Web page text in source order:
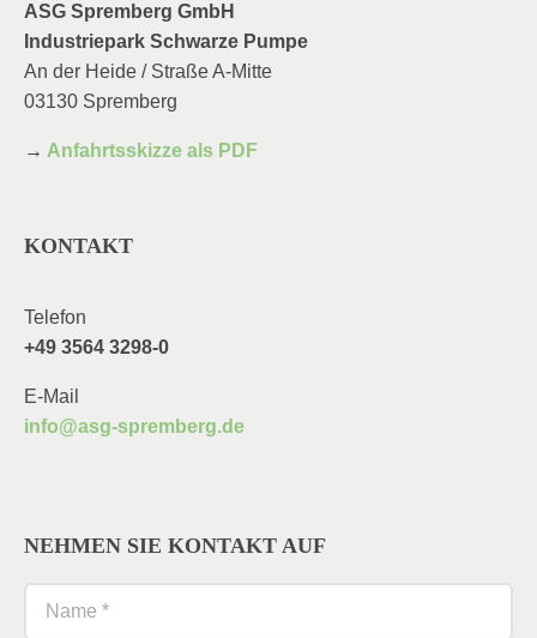
ASG Spremberg GmbH
Industriepark Schwarze Pumpe
An der Heide / Straße A-Mitte
03130 Spremberg
→ Anfahrtsskizze als PDF
KONTAKT
Telefon
+49 3564 3298-0
E-Mail
info@asg-spremberg.de
NEHMEN SIE KONTAKT AUF